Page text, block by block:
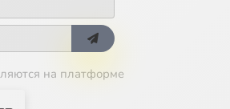
на платформе